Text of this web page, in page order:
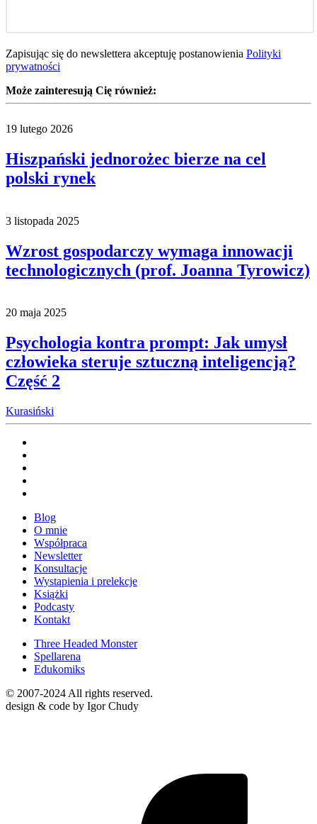
Zapisując się do newslettera akceptuję postanowienia Polityki
prywatności
Może zainteresują Cię również:
19 lutego 2026
Hiszpański jednorożec bierze na cel
polski rynek
3 listopada 2025
Wzrost gospodarczy wymaga innowacji
technologicznych (prof. Joanna Tyrowicz)
20 maja 2025
Psychologia kontra prompt: Jak umysł
człowieka steruje sztuczną inteligencją?
Część 2
Kurasiński
Blog
O mnie
Współpraca
Newsletter
Konsultacje
Wystąpienia i prelekcje
Książki
Podcasty
Kontakt
Three Headed Monster
Spellarena
Edukomiks
© 2007-2024 All rights reserved.
design & code by Igor Chudy